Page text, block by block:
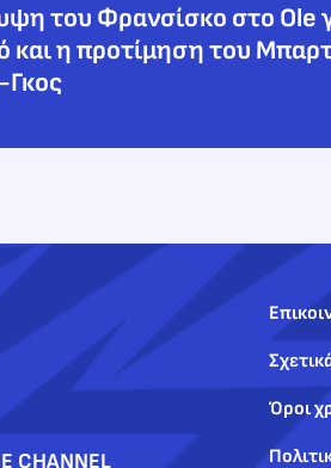
του Φρανσίσκο στο Ole
και η προτίμηση του
Γκος
CHANNEL
Όροι